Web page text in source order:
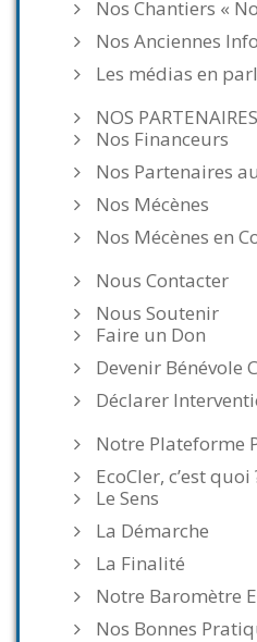
Nos Chantiers «
Nos Anciennes
Les médias en
NOS PARTENAIRES
Nos Financeurs
Nos Partenaires
Nos Mécènes
Nos Mécènes en
Nous Contacter
Nous Soutenir
Faire un Don
Devenir Bénévole
Déclarer
Notre Plateforme
EcoCler, c’est quoi
Le Sens
La Démarche
La Finalité
Notre Baromètre
Nos Bonnes